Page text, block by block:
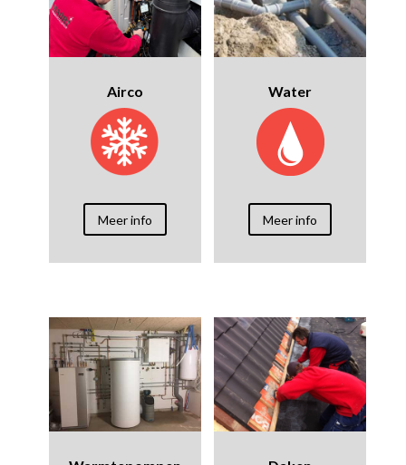
Airco
Meer info
Water
Meer info